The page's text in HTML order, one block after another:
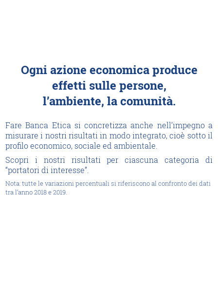
Ogni azione economica produce
effetti sulle persone,
l’ambiente, la comunità.
Fare Banca Etica si concretizza anche nell’impegno a
misurare i nostri risultati in modo integrato, cioè sotto il
profilo economico, sociale ed ambientale.
Scopri i nostri risultati per ciascuna categoria di
“portatori di interesse”.
Nota: tutte le variazioni percentuali si riferiscono al confronto dei dati
tra l’anno 2018 e 2019.